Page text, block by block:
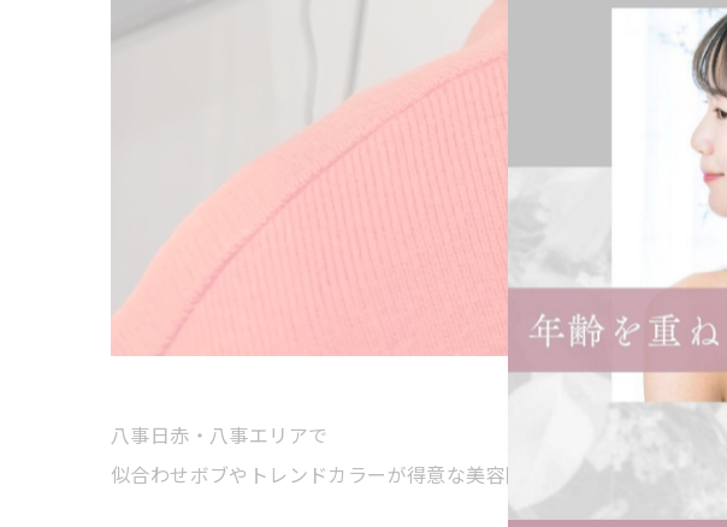
八事日赤・八事エリアで
似合わせボブやトレンドカラーが得意な美容院をお探しの方へ。